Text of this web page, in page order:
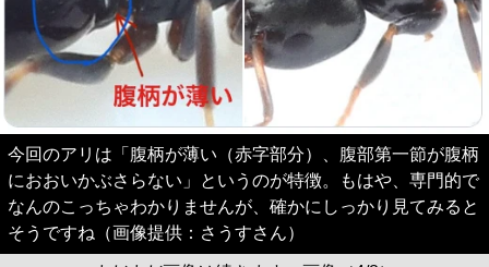
今回のアリは「腹柄が薄い（赤字部分）、腹部第一節が腹柄
におおいかぶさらない」というのが特徴。もはや、専門的で
なんのこっちゃわかりませんが、確かにしっかり見てみると
そうですね（画像提供：さうすさん）